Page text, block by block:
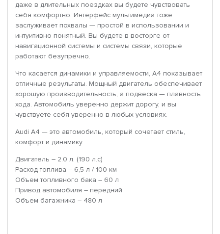
даже в длительных поездках вы будете чувствовать
себя комфортно. Интерфейс мультимедиа тоже
заслуживает похвалы — простой в использовании и
интуитивно понятный. Вы будете в восторге от
навигационной системы и системы связи, которые
работают безупречно.
Что касается динамики и управляемости, A4 показывает
отличные результаты. Мощный двигатель обеспечивает
хорошую производительность, а подвеска — плавность
хода. Автомобиль уверенно держит дорогу, и вы
чувствуете себя уверенно в любых условиях.
Audi A4 — это автомобиль, который сочетает стиль,
комфорт и динамику.
Двигатель – 2.0 л. (190 л.с)
Расход топлива – 6,5 л / 100 км
Объем топливного бака – 60 л
Привод автомобиля – передний
Объем багажника – 480 л